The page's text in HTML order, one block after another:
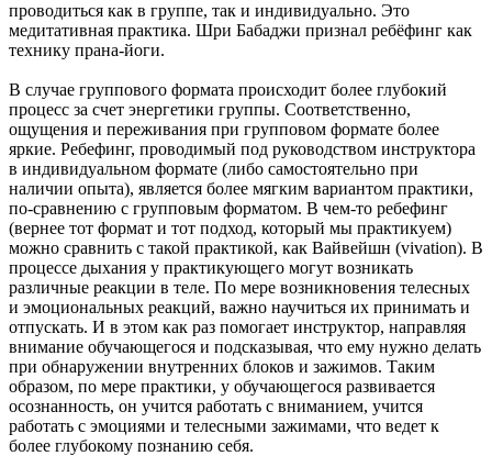
проводиться как в группе, так и индивидуально. Это
медитативная практика. Шри Бабаджи признал ребёфинг как
технику прана-йоги.
В случае группового формата происходит более глубокий
процесс за счет энергетики группы. Соответственно,
ощущения и переживания при групповом формате более
яркие. Ребефинг, проводимый под руководством инструктора
в индивидуальном формате (либо самостоятельно при
наличии опыта), является более мягким вариантом практики,
по-сравнению с групповым форматом. В чем-то ребефинг
(вернее тот формат и тот подход, который мы практикуем)
можно сравнить с такой практикой, как Вайвейшн (vivation). В
процессе дыхания у практикующего могут возникать
различные реакции в теле. По мере возникновения телесных
и эмоциональных реакций, важно научиться их принимать и
отпускать. И в этом как раз помогает инструктор, направляя
внимание обучающегося и подсказывая, что ему нужно делать
при обнаружении внутренних блоков и зажимов. Таким
образом, по мере практики, у обучающегося развивается
осознанность, он учится работать с вниманием, учится
работать с эмоциями и телесными зажимами, что ведет к
более глубокому познанию себя.